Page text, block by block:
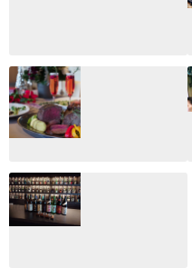
CLIP山形映画祭
2026：映画館派の
編集長が読む2025
年の映画ざっくり
総監
2026.02.27
月のホテル☆4日
間限定！クリスマ
スディナーブッフ
ェ開催☆